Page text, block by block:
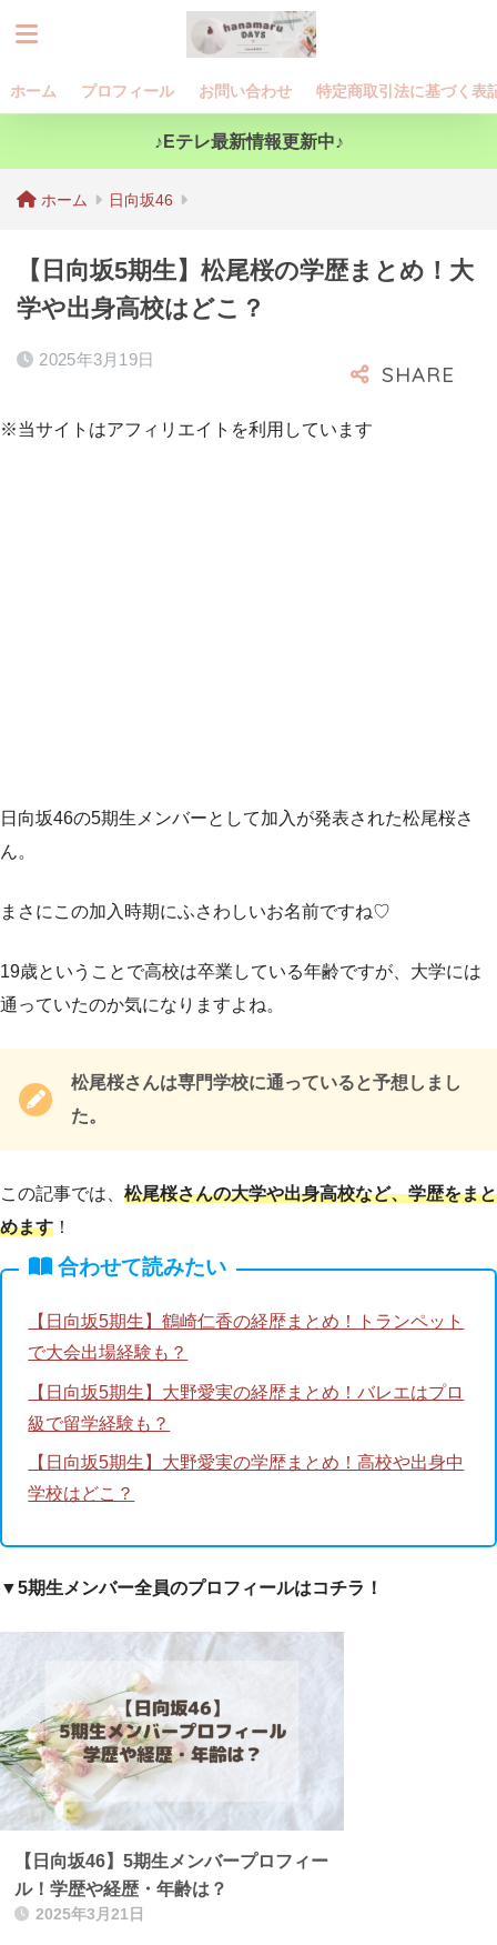
ホーム プロフィール お問い合わせ 特定商取引法に基づく表
♪Eテレ最新情報更新中♪
ホーム 日向坂46
【日向坂5期生】松尾桜の学歴まとめ！大
学や出身高校はどこ？
2025年3月19日
※当サイトはアフィリエイトを利用しています
日向坂46の5期生メンバーとして加入が発表された松尾桜さ
ん。
まさにこの加入時期にふさわしいお名前ですね♡
19歳ということで高校は卒業している年齢ですが、大学には
通っていたのか気になりますよね。
松尾桜さんは専門学校に通っていると予想しまし
た。
この記事では、 松尾桜さんの大学や出身高校など、学歴をまと
めます ！
合わせて読みたい
【日向坂5期生】鶴崎仁香の経歴まとめ！トランペット
で大会出場経験も？
【日向坂5期生】大野愛実の経歴まとめ！バレエはプロ
級で留学経験も？
【日向坂5期生】大野愛実の学歴まとめ！高校や出身中
学校はどこ？
▼5期生メンバー全員のプロフィールはコチラ！
【日向坂46】5期生メンバープロフィー
ル！学歴や経歴・年齢は？
2025年3月21日